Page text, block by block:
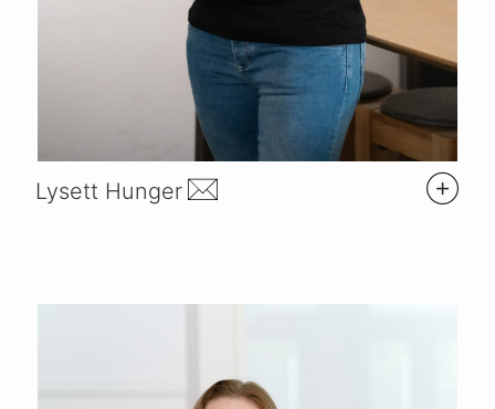
Lysett Hunger